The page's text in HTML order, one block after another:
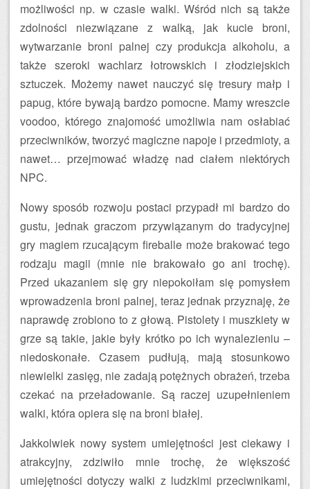
możliwości np. w czasie walki. Wśród nich są także
zdolności niezwiązane z walką, jak kucie broni,
wytwarzanie broni palnej czy produkcja alkoholu, a
także szeroki wachlarz łotrowskich i złodziejskich
sztuczek. Możemy nawet nauczyć się tresury małp i
papug, które bywają bardzo pomocne. Mamy wreszcie
voodoo, którego znajomość umożliwia nam osłabiać
przeciwników, tworzyć magiczne napoje i przedmioty, a
nawet… przejmować władzę nad ciałem niektórych
NPC.
Nowy sposób rozwoju postaci przypadł mi bardzo do
gustu, jednak graczom przywiązanym do tradycyjnej
gry magiem rzucającym fireballe może brakować tego
rodzaju magii (mnie nie brakowało go ani trochę).
Przed ukazaniem się gry niepokoiłam się pomysłem
wprowadzenia broni palnej, teraz jednak przyznaję, że
naprawdę zrobiono to z głową. Pistolety i muszkiety w
grze są takie, jakie były krótko po ich wynalezieniu –
niedoskonałe. Czasem pudłują, mają stosunkowo
niewielki zasięg, nie zadają potężnych obrażeń, trzeba
czekać na przeładowanie. Są raczej uzupełnieniem
walki, która opiera się na broni białej.
Jakkolwiek nowy system umiejętności jest ciekawy i
atrakcyjny, zdziwiło mnie trochę, że większość
umiejętności dotyczy walki z ludzkimi przeciwnikami,